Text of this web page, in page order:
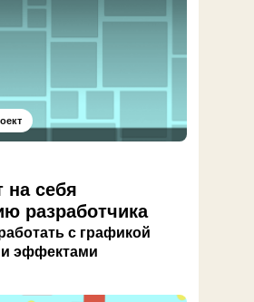
на себя
разработчика
с графикой
эффектами